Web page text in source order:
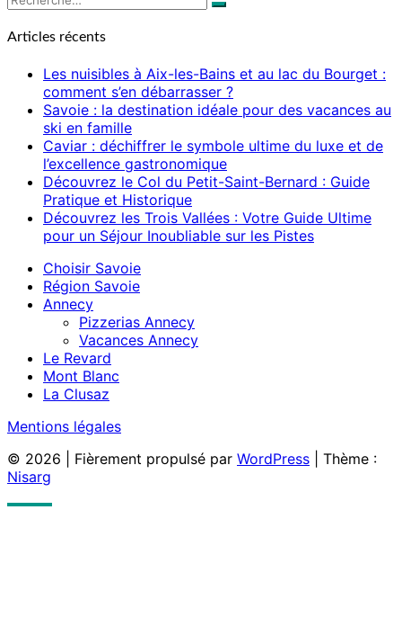
Recherche
Articles récents
Les nuisibles à Aix-les-Bains et au lac du Bourget :
comment s’en débarrasser ?
Savoie : la destination idéale pour des vacances au
ski en famille
Caviar : déchiffrer le symbole ultime du luxe et de
l’excellence gastronomique
Découvrez le Col du Petit-Saint-Bernard : Guide
Pratique et Historique
Découvrez les Trois Vallées : Votre Guide Ultime
pour un Séjour Inoubliable sur les Pistes
Choisir Savoie
Région Savoie
Annecy
Pizzerias Annecy
Vacances Annecy
Le Revard
Mont Blanc
La Clusaz
Mentions légales
© 2026
Fièrement propulsé par WordPress
Thème :
Nisarg